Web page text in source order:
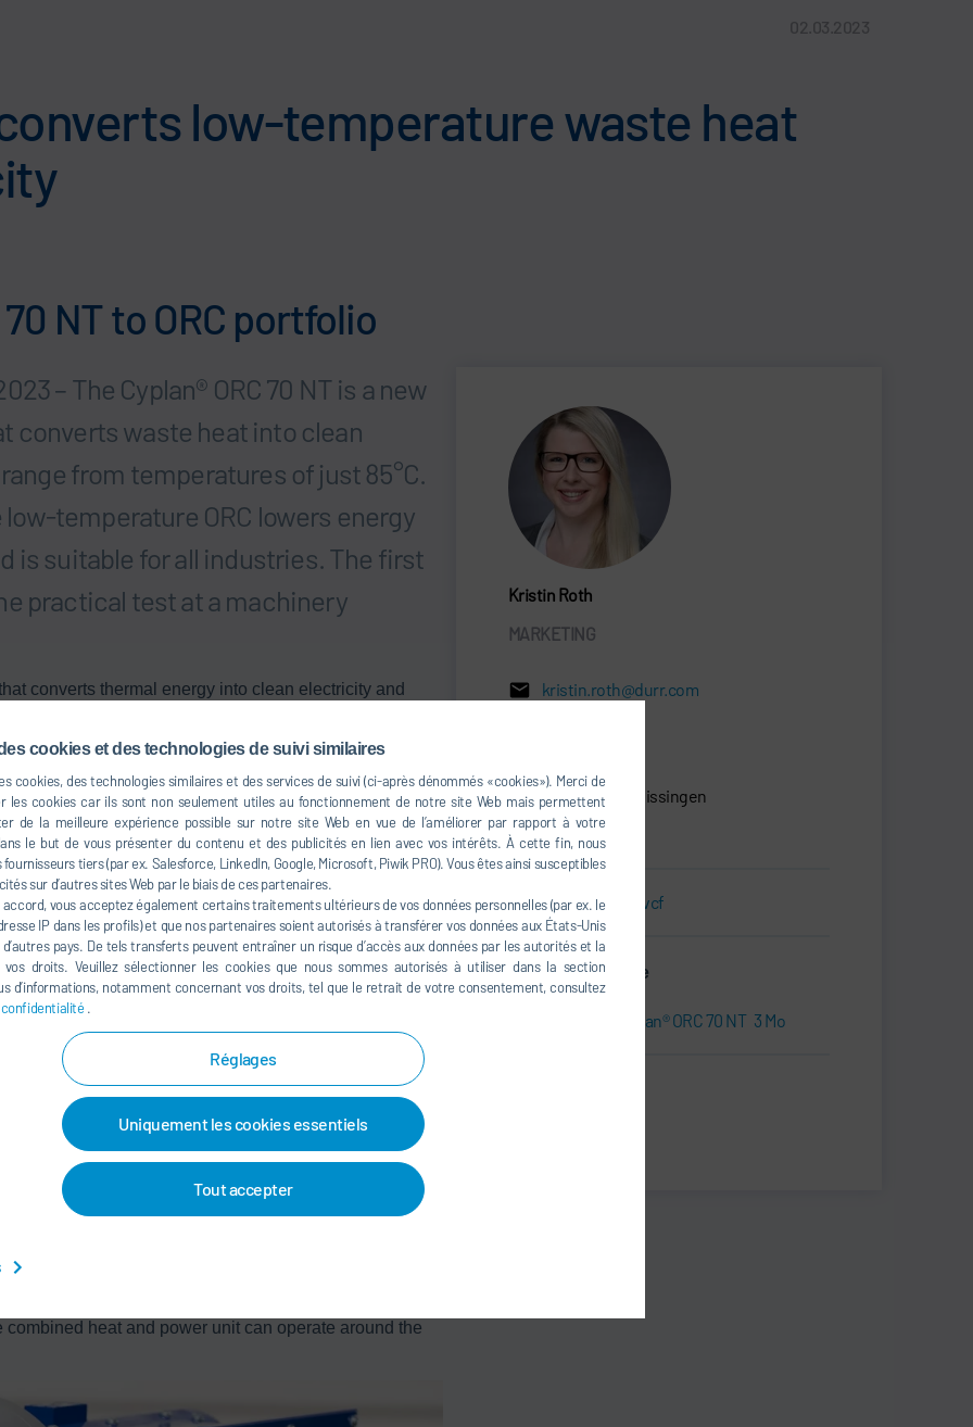
cookies et des technologies de suivi similaires
cookies, des technologies similaires et des services de suivi (ci-après dénommés «cookies»). Merci de
les cookies car ils sont non seulement utiles au fonctionnement de notre site Web mais permettent
de la meilleure expérience possible sur notre site Web en vue de l’améliorer par rapport à votre
le but de vous présenter du contenu et des publicités en lien avec vos intérêts. À cette fin, nous
tiers (par ex. Salesforce, LinkedIn, Google, Microsoft, Piwik PRO). Vous êtes ainsi susceptibles
sur d’autres sites Web par le biais de ces partenaires.
vous acceptez également certains traitements ultérieurs de vos données personnelles (par ex. le
IP dans les profils) et que nos partenaires soient autorisés à transférer vos données aux États-Unis
pays. De tels transferts peuvent entraîner un risque d’accès aux données par les autorités et la
droits. Veuillez sélectionner les cookies que nous sommes autorisés à utiliser dans la section
d’informations, notamment concernant vos droits, tel que le retrait de votre consentement, consultez
.
Réglages
Uniquement les cookies essentiels
Tout accepter
02.03.2023
low-temperature waste heat
NT to ORC portfolio
– The Cyplan® ORC 70 NT is a new
converts waste heat into clean
from temperatures of just 85°C.
temperature ORC lowers energy
is suitable for all industries. The first
practical test at a machinery
converts thermal energy into clean electricity and
process above a certain thermal energy threshold
70 NT now enables this in the lower-temperature
heat sources, and many industrial processes.
gross output of 70 kWe.
output and thermal energy’s heat and electrical
waste heat was released unused into the
temperature module, clean electricity generation is
85°C.
circuit principle and joins Dürr’s comprehensive
85°C to 500°C. Dürr modified the system control to
and-tested standard components. The
® ORC
integration into customer-specific systems. Unlike
waste heat into clean electricity even at high
since the renovation of a decentralized energy
Since then, two ORC systems coupled with a
the waste heat produced into a maximum yield of
Not only does this lower the company’s energy costs,
process management. The low-temperature ORC can
heat and power unit can operate around the
Kristin Roth
MARKETING
kristin.roth@durr.com
74321 Bietigheim-Bissingen
Allemagne
Carte de visite.vcf
Dossier de presse
Press kit | Cyplan® ORC 70 NT 3 Mo